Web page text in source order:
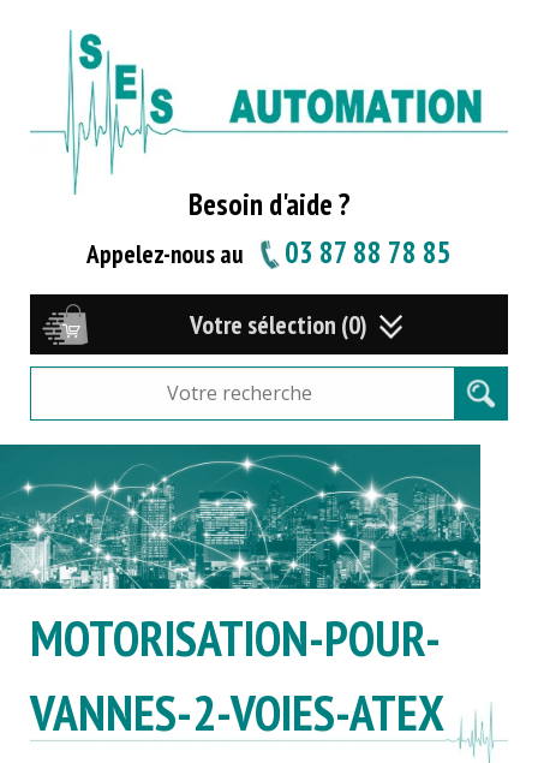
Besoin d'aide ?
Appelez-nous au 03 87 88 78 85
Votre sélection (0)
MOTORISATION-POUR-
VANNES-2-VOIES-ATEX